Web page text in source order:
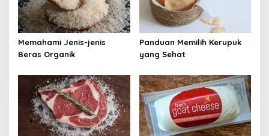
Memahami Jenis-jenis
Beras Organik
Panduan Memilih Kerupuk
yang Sehat